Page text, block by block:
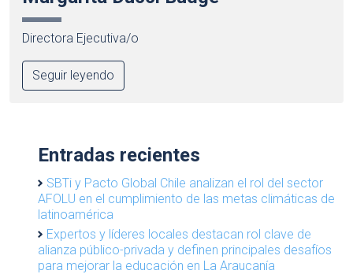
Directora Ejecutiva/o
Seguir leyendo
Entradas recientes
SBTi y Pacto Global Chile analizan el rol del sector
AFOLU en el cumplimiento de las metas climáticas de
latinoamérica
Expertos y líderes locales destacan rol clave de
alianza público-privada y definen principales desafíos
para mejorar la educación en La Araucanía